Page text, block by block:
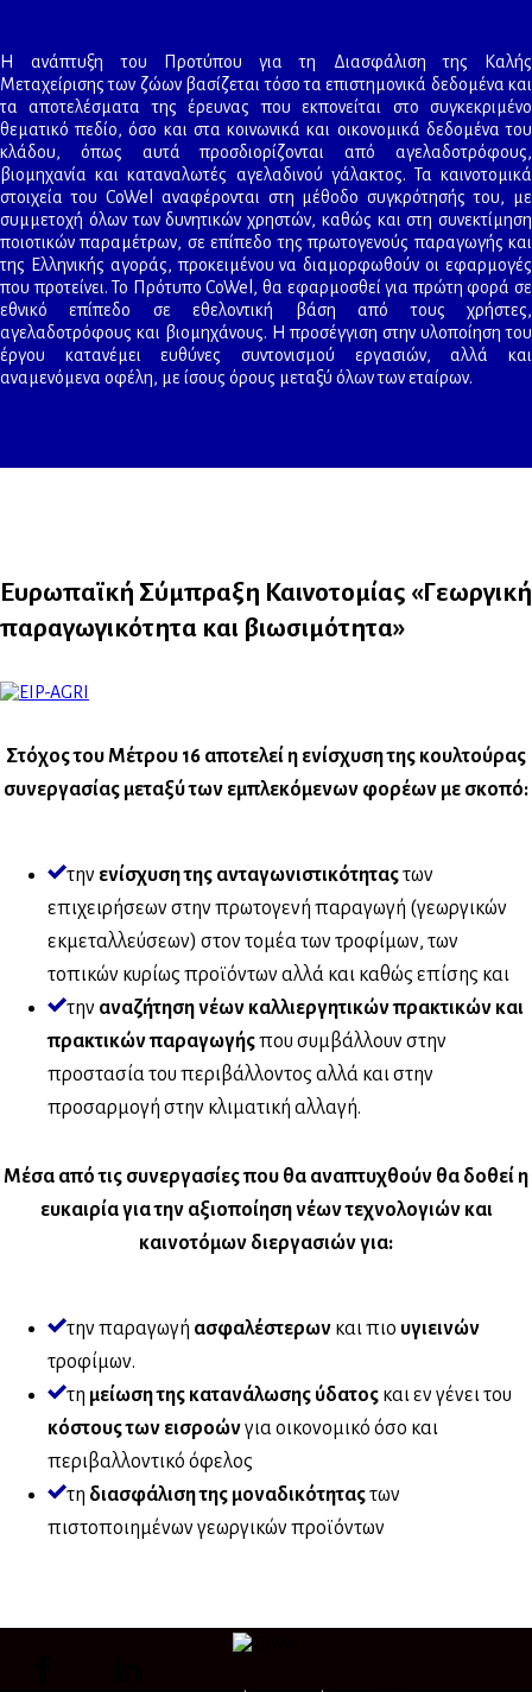
Η ανάπτυξη του Προτύπου για τη Διασφάλιση της Καλής
Μεταχείρισης των ζώων βασίζεται τόσο τα επιστημονικά δεδομένα και
τα αποτελέσματα της έρευνας που εκπονείται στο συγκεκριμένο
θεματικό πεδίο, όσο και στα κοινωνικά και οικονομικά δεδομένα του
κλάδου, όπως αυτά προσδιορίζονται από αγελαδοτρόφους,
βιομηχανία και καταναλωτές αγελαδινού γάλακτος. Τα καινοτομικά
στοιχεία του CoWel αναφέρονται στη μέθοδο συγκρότησής του, με
συμμετοχή όλων των δυνητικών χρηστών, καθώς και στη συνεκτίμηση
ποιοτικών παραμέτρων, σε επίπεδο της πρωτογενούς παραγωγής και
της Ελληνικής αγοράς, προκειμένου να διαμορφωθούν οι εφαρμογές
που προτείνει. Το Πρότυπο CoWel, θα εφαρμοσθεί για πρώτη φορά σε
εθνικό επίπεδο σε εθελοντική βάση από τους χρήστες,
αγελαδοτρόφους και βιομηχάνους. Η προσέγγιση στην υλοποίηση του
έργου κατανέμει ευθύνες συντονισμού εργασιών, αλλά και
αναμενόμενα οφέλη, με ίσους όρους μεταξύ όλων των εταίρων.
Ευρωπαϊκή Σύμπραξη Καινοτομίας «Γεωργική
παραγωγικότητα και βιωσιμότητα»
Στόχος του Μέτρου 16 αποτελεί η ενίσχυση της κουλτούρας
συνεργασίας μεταξύ των εμπλεκόμενων φορέων με σκοπό:
την ενίσχυση της ανταγωνιστικότηταςτων
επιχειρήσεων στην πρωτογενή παραγωγή (γεωργικών
εκμεταλλεύσεων) στον τομέα των τροφίμων, των
τοπικών κυρίως προϊόντων αλλά και καθώς επίσης και
την αναζήτηση νέων καλλιεργητικών πρακτικών και
πρακτικών παραγωγήςπου συμβάλλουν στην
προστασία του περιβάλλοντος αλλά και στην
προσαρμογή στην κλιματική αλλαγή.
Μέσα από τις συνεργασίες που θα αναπτυχθούν θα δοθεί η
ευκαιρία για την αξιοποίηση νέων τεχνολογιών και
καινοτόμων διεργασιών για:
την παραγωγή ασφαλέστερων και πιο υγιεινών
τροφίμων.
τη μείωση της κατανάλωσης ύδατος και εν γένει του
κόστους των εισροώνγια οικονομικό όσο και
περιβαλλοντικό όφελος
τη διασφάλιση της μοναδικότηταςτων
πιστοποιημένων γεωργικών προϊόντων